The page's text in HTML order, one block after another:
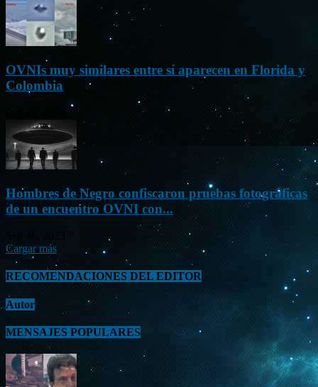
OVNIs muy similares entre sí aparecen en Florida y
Colombia
Hombres de Negro confiscaron pruebas fotográficas
de un encuentro OVNI con...
Cargar más
RECOMENDACIONES DEL EDITOR
Autor
MENSAJES POPULARES